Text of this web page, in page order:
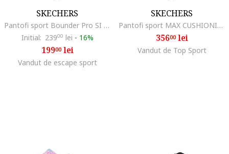
SKECHERS
Pantofi sport Bounder Pro SI 55027, Negru
Initial: 23900 lei - 16%
19900lei
Vandut de escape sport
SKECHERS
Pantofi sport MAX CUSHIONING GLIDE-STEP - SLIP-INS 404206LNVY
35600lei
Vandut de Top Sport